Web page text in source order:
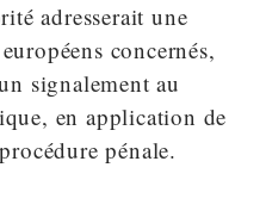
adresserait une
concernés,
signalement au
en application de
pénale.